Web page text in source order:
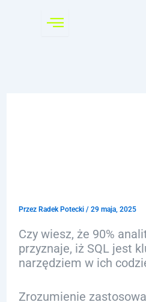
Przez Radek Potecki / 29 maja, 2025
Czy wiesz, że 90%
przyznaje, iż SQL jest
narzędziem w ich
Zrozumienie